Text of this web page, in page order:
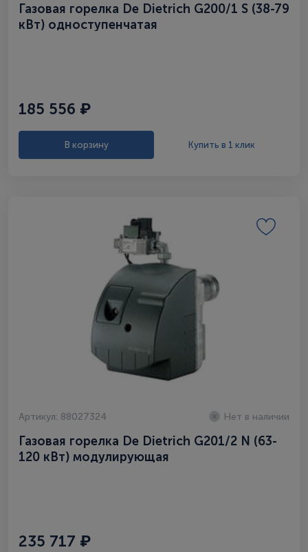
Газовая горелка De Dietrich G200/1 S (38-79
кВт) одноступенчатая
185 556 ₽
В корзину Купить в 1 клик
Артикул: 88027324 Нет в наличии
Газовая горелка De Dietrich G201/2 N (63-
120 кВт) модулирующая
235 717 ₽